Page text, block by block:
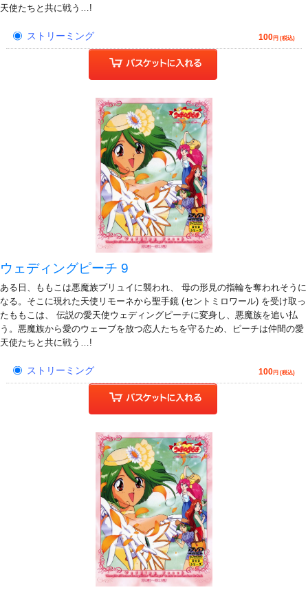
天使たちと共に戦う…!
ストリーミング 100円 (税込)
ウェディングピーチ 9
ある日、ももこは悪魔族プリュイに襲われ、 母の形見の指輪を奪われそうに
なる。そこに現れた天使リモーネから聖手鏡 (セントミロワール) を受け取っ
たももこは、 伝説の愛天使ウェディングピーチに変身し、悪魔族を追い払
う。悪魔族から愛のウェーブを放つ恋人たちを守るため、ピーチは仲間の愛
天使たちと共に戦う…!
ストリーミング 100円 (税込)